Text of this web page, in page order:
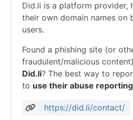
Did.li is a platform provider,
their own domain names on
users.
Found a phishing site (or
fraudulent/malicious
Did.li? The best way to
to use their abuse
https://did.li/contact/